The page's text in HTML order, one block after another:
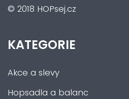
© 2018 HOPsej.cz
KATEGORIE
Akce a slevy
Hopsadla a balanc